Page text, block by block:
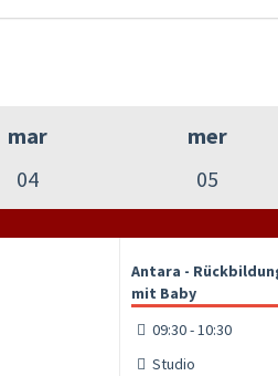
mar
04
mer
05
Antara -
mit Baby
09:30 - 10:30
Studio